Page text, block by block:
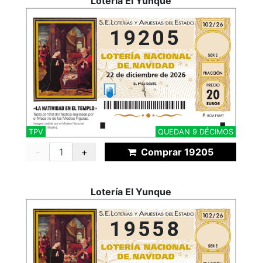
19205
QUEDAN 9 DÉCIMOS
TPV
- + Comprar 19205
Lotería El Yunque
19558